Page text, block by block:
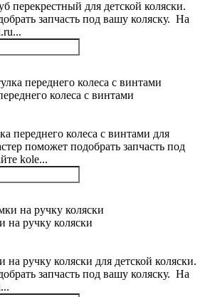
перекрестный для детской коляски.
запчасть под вашу коляску. На
колеса с винтами
переднего колеса с винтами для
поможет подобрать запчасть под
kole...
на ручку коляски
на ручку коляски для детской коляски.
запчасть под вашу коляску. На